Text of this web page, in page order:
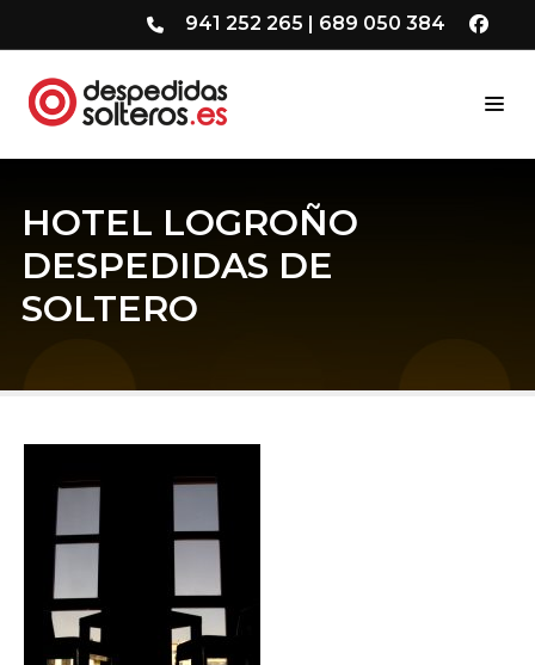
941 252 265 | 689 050 384
HOTEL LOGROÑO
DESPEDIDAS DE
SOLTERO